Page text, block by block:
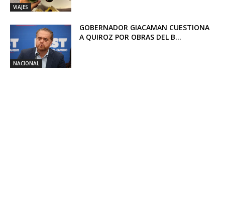
VIAJES
NACIONAL
GOBERNADOR GIACAMAN CUESTIONA
A QUIROZ POR OBRAS DEL B...